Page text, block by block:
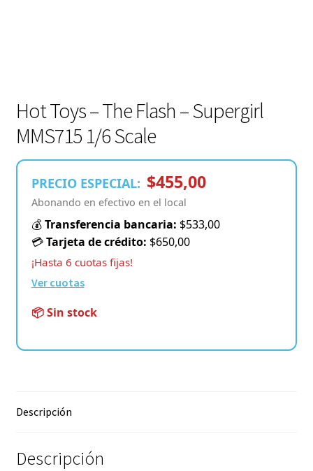
Hot Toys – The Flash – Supergirl
MMS715 1/6 Scale
PRECIO ESPECIAL: $455,00
Abonando en efectivo en el local
💰Transferencia bancaria: $533,00
💳Tarjeta de crédito: $650,00
¡Hasta 6 cuotas fijas!
Ver cuotas
📦 Sin stock
Descripción
Descripción